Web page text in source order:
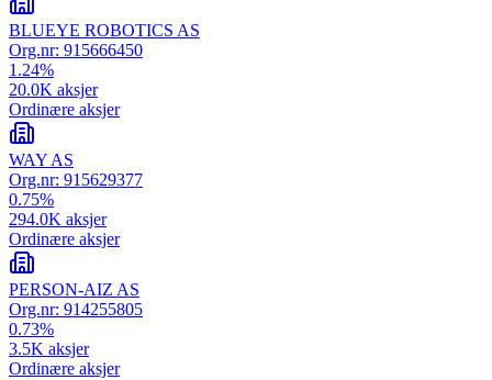
BLUEYE ROBOTICS AS
Org.nr: 915666450
1.24%
20.0K aksjer
Ordinære aksjer
WAY AS
Org.nr: 915629377
0.75%
294.0K aksjer
Ordinære aksjer
PERSON-AIZ AS
Org.nr: 914255805
0.73%
3.5K aksjer
Ordinære aksjer